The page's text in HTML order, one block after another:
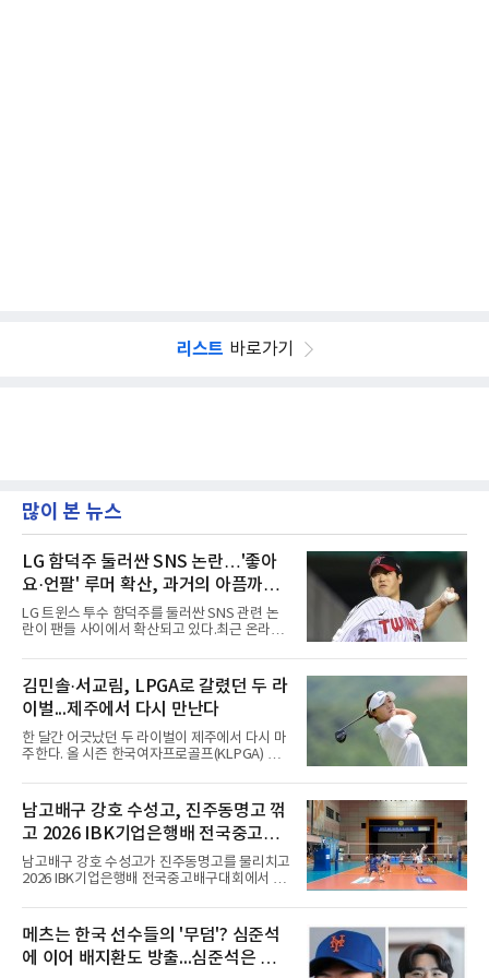
리스트 바로가기
많이 본 뉴스
LG 함덕주 둘러싼 SNS 논란…'좋아
요·언팔' 루머 확산, 과거의 아픔까지
소환됐다
LG 트윈스 투수 함덕주를 둘러싼 SNS 관련 논
란이 팬들 사이에서 확산되고 있다.최근 온라인
동과 관련한 여러 소문이 퍼지면서, 과거 LG 이
적 이후 겪었던 일들까지 다시 주목받고 있다.일
각에서는 함덕주가 LG 공식 계정 '언팔' 및 관련
게시물을 정리하고 친정팀 두산 베어스 계정을
팔로우하고 두산과 관련된 흔적만 남겼다는 주
장이 나오고 있다. 또한 상대 팀 선수의 홈런 릴
스에 '좋아요'를 눌렀다는 이야기도 전해지고 있
럼에도 팬들 사이에서 논란이 커진 이유는 그가
LG 이적 후 부상과 재활로
김민솔·서교림, LPGA로 갈렸던 두 라
이벌...제주에서 다시 만난다
한 달간 어긋났던 두 라이벌이 제주에서 다시 마
주한다. 올 시즌 한국여자프로골프(KLPGA) 투
다.KLPGA 투어는 6일 제주도 서귀포시 테디 밸
리 골프 앤 리조트의 밸리·테디 코스(파72)에서
개막하는 제주삼다수 마스터스(총상금 10억원·
우승 상금 1억8천만원)로 하반기를 시작한다.두
선수의 재회 자체가 화제다. 올 시즌 3승으로 대
상 포인트(313점), 상금(9억8천400만원), 평균
타수(70.41타) 등 주요 부문 1위를 달리는 김민
솔이 하이원리조트 여자오픈에 나설 때 서교림
은 LPGA 에비앙 챔피언십에, 서교림
남고배구 강호 수성고, 진주동명고 꺾
고 2026 IBK기업은행배 전국중고배
구대회 4강 진출
남고배구 강호 수성고가 진주동명고를 물리치고
2026 IBK기업은행배 전국중고배구대회에서 18
한국중고배구 2차연맹전 준우승팀 수성고는 4
일 충북 제천 대원대 민송체육관에서 열린 대회
8강전에서 진주동명고를 상대로 공격력이 호조
를 보이며 세트스코어 3-1(25-19, 25-22, 21-
메츠는 한국 선수들의 '무덤'? 심준석
에 이어 배지환도 방출...심준석은 이